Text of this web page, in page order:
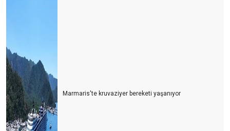
Marmaris'te kruvaziyer bereketi yaşanıyor